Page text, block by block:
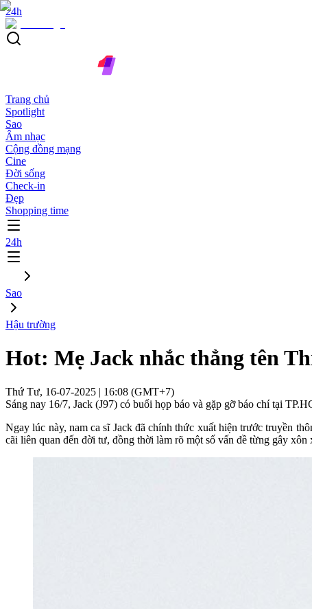
24h
Trang chủ
Spotlight
Sao
Âm nhạc
Cộng đồng mạng
Cine
Đời sống
Check-in
Đẹp
Shopping time
24h
Sao
Hậu trường
Hot: Mẹ Jack nhắc thẳng tên
Thứ Tư, 16-07-2025 | 16:08 (GMT+7)
Sáng nay 16/7, Jack (J97) có buổi họp báo và gặp gỡ báo chí tại
Ngay lúc này, nam ca sĩ Jack đã chính thức xuất hiện trước truyền
cãi liên quan đến đời tư, đồng thời làm rõ một số vấn đề từng gây xôn